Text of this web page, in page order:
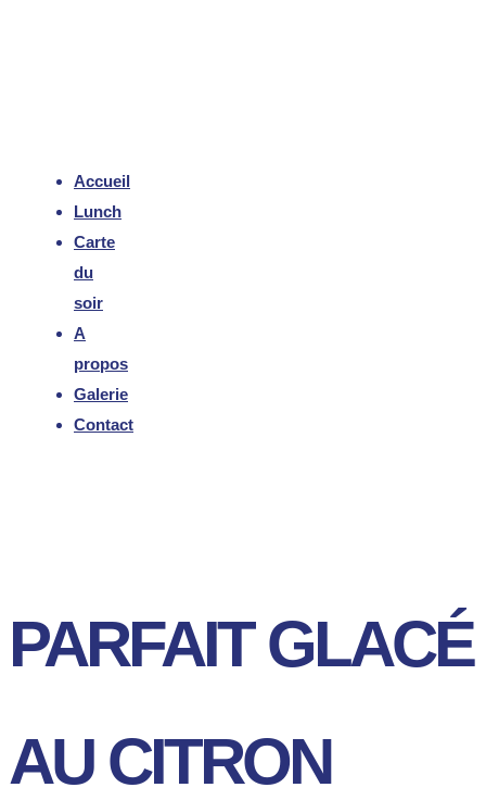
Accueil
Lunch
Carte
du
soir
A
propos
Galerie
Contact
PARFAIT GLACÉ
AU CITRON